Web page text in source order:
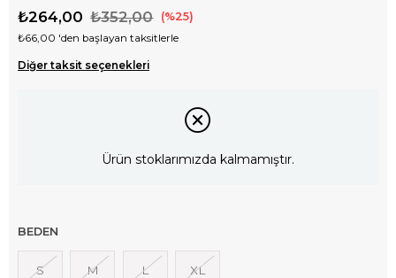
₺352,00
₺264,00 25
₺66,00 'den başlayan taksitlerle
Diğer taksit seçenekleri
Ürün stoklarımızda kalmamıştır.
BEDEN
S M L XL